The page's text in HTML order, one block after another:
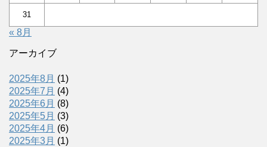
31
« 8月
アーカイブ
2025年8月 (1)
2025年7月 (4)
2025年6月 (8)
2025年5月 (3)
2025年4月 (6)
2025年3月 (1)